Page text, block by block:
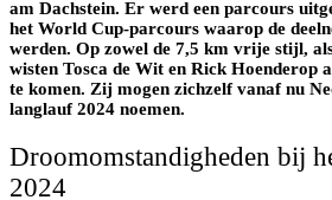
am Dachstein. Er werd een parcours
het World Cup-parcours waarop de
werden. Op zowel de 7,5 km vrije stijl,
wisten Tosca de Wit en Rick Hoenderop
te komen. Zij mogen zichzelf vanaf nu
langlauf 2024 noemen.
Droomomstandigheden bij
2024